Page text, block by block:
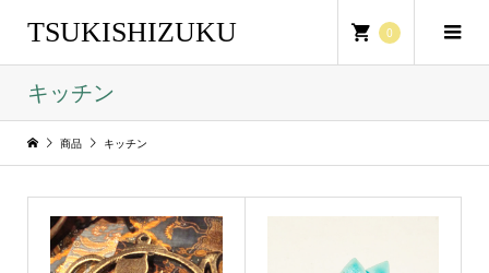
TSUKISHIZUKU 0
キッチン
商品 キッチン